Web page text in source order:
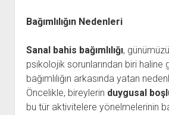
Bağımlılığın Nedenleri
Sanal bahis bağımlılığı,
psikolojik sorunlarından biri haline
bağımlılığın arkasında yatan
Öncelikle, bireylerin duygusal
bu tür aktivitelere yönelmelerinin